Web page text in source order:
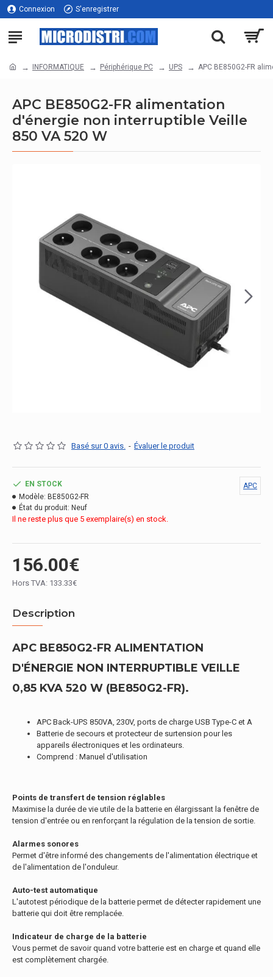
Connexion S'enregistrer
INFORMATIQUE Périphérique PC UPS APC BE850G2-FR
APC BE850G2-FR alimentation
d'énergie non interruptible Veille
850 VA 520 W
Basé sur 0 avis. - Évaluer le produit
156.00€
Hors TVA: 133.33€
EN STOCK
Modèle: BE850G2-FR
État du produit: Neuf
APC
Il ne reste plus que 5 exemplaire(s) en stock.
Description
APC BE850G2-FR ALIMENTATION
D'ÉNERGIE NON INTERRUPTIBLE VEILLE
0,85 KVA 520 W (BE850G2-FR).
APC Back-UPS 850VA, 230V, ports de charge USB Type-C et A
Batterie de secours et protecteur de surtension pour les
appareils électroniques et les ordinateurs.
Comprend : Manuel d'utilisation
Points de transfert de tension réglables
Maximise la durée de vie utile de la batterie en élargissant la fenêtre de
tension d'entrée ou en renforçant la régulation de la tension de sortie.
Alarmes sonores
Permet d'être informé des changements de l'alimentation électrique et
de l'alimentation de l'onduleur.
Auto-test automatique
L'autotest périodique de la batterie permet de détecter rapidement une
batterie qui doit être remplacée.
Indicateur de charge de la batterie
Vous permet de savoir quand votre batterie est en charge et quand elle
est complètement chargée.